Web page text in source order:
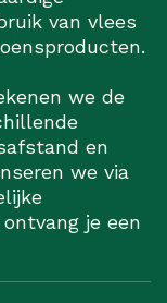
van vlees
we de
en
we via
je een